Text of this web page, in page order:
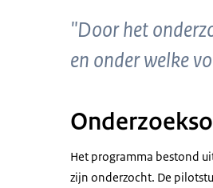
"Door het
en onder welke
Het programma bestond
zijn onderzocht. De